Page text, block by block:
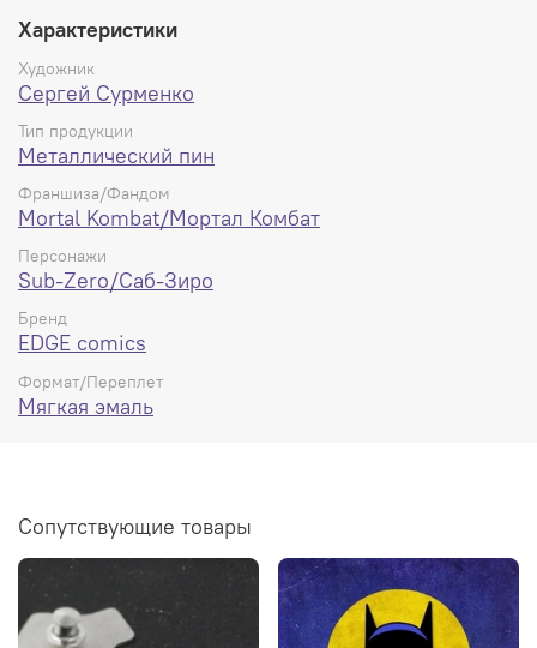
Характеристики
Художник
Сергей Сурменко
Тип продукции
Металлический пин
Франшиза/Фандом
Mortal Kombat/Мортал Комбат
Персонажи
Sub-Zero/Саб-Зиро
Бренд
EDGE comics
Формат/Переплет
Мягкая эмаль
Сопутствующие товары